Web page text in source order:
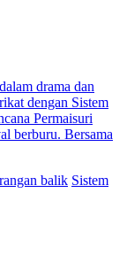
dan
melihat
jari emas,
Bukan siapa-
masa bodoh